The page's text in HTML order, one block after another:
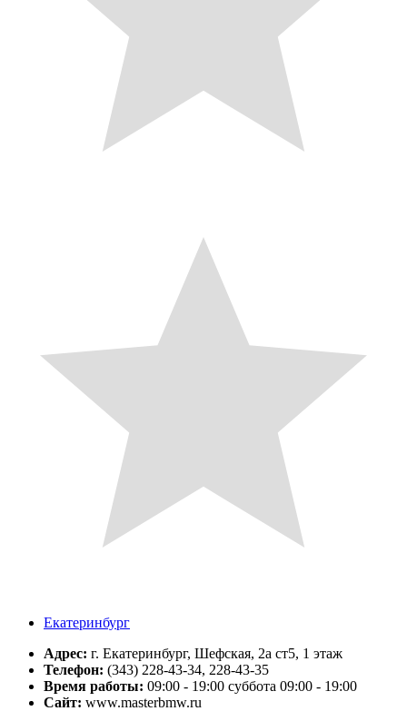
Екатеринбург
Адрес: г. Екатеринбург, Шефская, 2а ст5, 1 этаж
Телефон: (343) 228-43-34, 228-43-35
Время работы: 09:00 - 19:00 суббота 09:00 - 19:00
Сайт: www.masterbmw.ru